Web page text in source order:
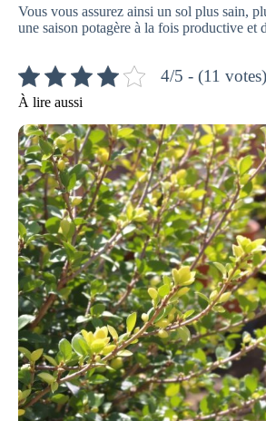
Vous vous assurez ainsi un sol plus sain,
une saison potagère à la fois productive et
4/5 - (11 votes)
À lire aussi